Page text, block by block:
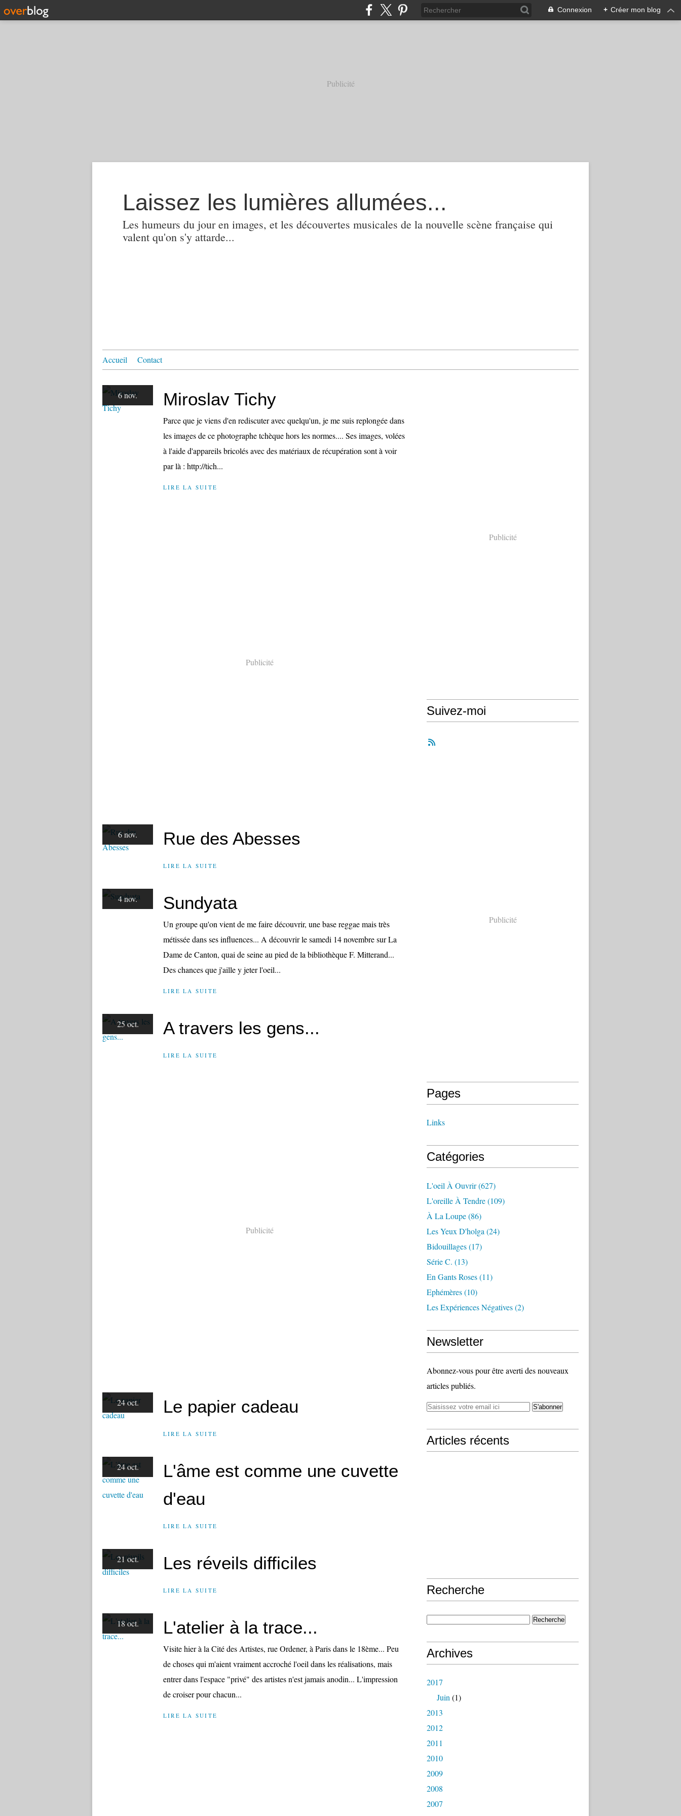
Connexion + Créer mon blog
Publicité
Laissez les lumières allumées...
Les humeurs du jour en images, et les découvertes musicales de la nouvelle scène française qui
valent qu'on s'y attarde...
Accueil Contact
6 nov. Miroslav Tichy
Parce que je viens d'en rediscuter avec quelqu'un, je me suis replongée dans
les images de ce photographe tchèque hors les normes.... Ses images, volées
à l'aide d'appareils bricolés avec des matériaux de récupération sont à voir
par là : http://tich...
LIRE LA SUITE
Publicité
6 nov. Rue des Abesses
LIRE LA SUITE
4 nov. Sundyata
Un groupe qu'on vient de me faire découvrir, une base reggae mais très
métissée dans ses influences... A découvrir le samedi 14 novembre sur La
Dame de Canton, quai de seine au pied de la bibliothèque F. Mitterand...
Des chances que j'aille y jeter l'oeil...
LIRE LA SUITE
25 oct. A travers les gens...
LIRE LA SUITE
Publicité
24 oct. Le papier cadeau
LIRE LA SUITE
24 oct.
L'âme est comme une cuvette
d'eau
LIRE LA SUITE
21 oct. Les réveils difficiles
LIRE LA SUITE
18 oct. L'atelier à la trace...
Visite hier à la Cité des Artistes, rue Ordener, à Paris dans le 18ème... Peu
de choses qui m'aient vraiment accroché l'oeil dans les réalisations, mais
entrer dans l'espace "privé" des artistes n'est jamais anodin... L'impression
de croiser pour chacun...
LIRE LA SUITE
Publicité
Suivez-moi
Publicité
Pages
Links
Catégories
L'oeil À Ouvrir(627)
L'oreille À Tendre(109)
À La Loupe(86)
Les Yeux D'holga (24)
Bidouillages(17)
Série C. (13)
En Gants Roses(11)
Ephémères(10)
Les Expériences Négatives(2)
Newsletter
Abonnez-vous pour être averti des nouveaux
articles publiés.
Articles récents
Recherche
Archives
2017
Juin (1)
2013
2012
2011
2010
2009
2008
2007